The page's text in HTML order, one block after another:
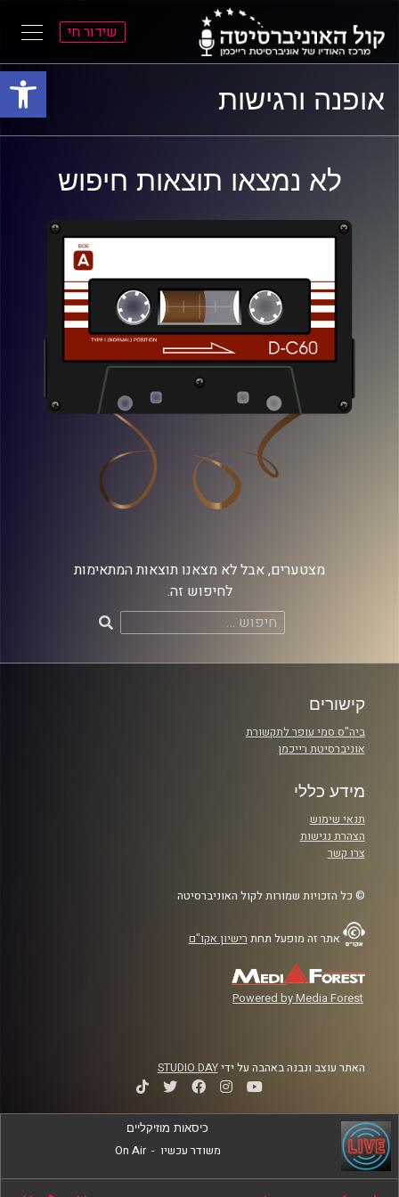
פתח
התפריט
הראשי
התוכן
הראשי
שידור חי
אופנה ורגישות
לא נמצאו תוצאות חיפוש
מצטערים, אבל לא מצאנו תוצאות המתאימות
לחיפוש זה.
חיפוש:
קישורים
ביה"ס סמי עופר לתקשורת
אוניברסיטת רייכמן
מידע כללי
תנאי שימוש
הצהרת נגישות
צרו קשר
© כל הזכויות שמורות לקול האוניברסיטה
אתר זה מופעל תחת רישיון אקו"ם
Powered by Media Forest
האתר עוצב ונבנה באהבה על ידיSTUDIO DAY
כיסאות מוזיקליים
משודר עכשיו -
On Air